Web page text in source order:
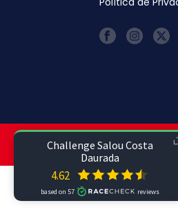
© ALL RIGHTS RESERVED.